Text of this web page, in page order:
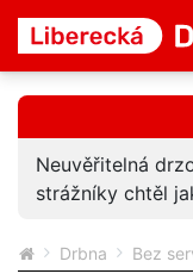
Neuvěřitelná
strážníky chtěl
Drbna Bez